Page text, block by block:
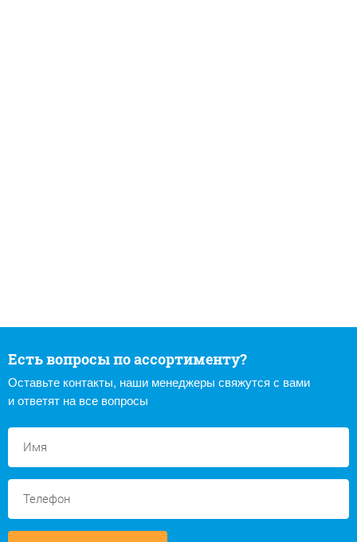
Есть вопросы по ассортименту?
Оставьте контакты, наши менеджеры свяжутся с вами
и ответят на все вопросы